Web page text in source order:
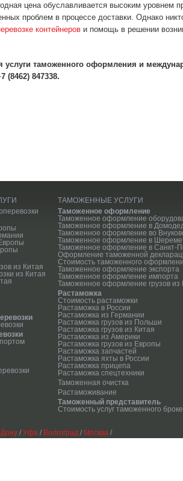
цена обуславливается высоким уровнем
проблем в процессе доставки. Однако
контейнеров и помощь в решении
услуги таможенного оформления и
(8462) 847338.
из Китая
из Китая
ТАМОЖЕННЫЕ УСЛУГИ
Таможенное оформление
Таможенное оформление
Таможенное оформление в
Таможенное оформление во
Таможенное оформление в
Таможенное оформление в Санкт-
Оформление таможенной
Стоимость таможенного
Таможенное оформление экспорта
Таможенное оформление импорта
Таможенное оформление грузов из
Растаможка
Стоимость растаможки
Растаможка в России
Растаможка из Германии
Растаможка грузов из Польши
Растаможка грузов из Китая
Растаможка из Америки
Растаможка грузов из Европы
Растаможка запчастей
Растаможка яхты в России
Растаможка прицепа
Растаможка спецтехники
Таможенная очистка
Растаможивание
Таможенный представитель
Стоимость услуг таможенного
Дону / Уфа / Волгоград / Москва /